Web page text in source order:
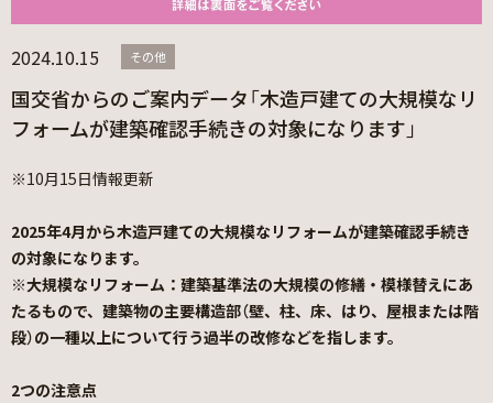
2024.10.15 その他
国交省からのご案内データ「木造戸建ての大規模なリ
フォームが建築確認手続きの対象になります」
※10月15日情報更新
2025年4月から木造戸建ての大規模なリフォームが建築確認手続き
の対象になります。
※大規模なリフォーム：建築基準法の大規模の修繕・模様替えにあ
たるもので、 建築物の主要構造部（壁、柱、床、はり、屋根または階
段）の一種以上について行う過半の改修などを指します。
2つの注意点